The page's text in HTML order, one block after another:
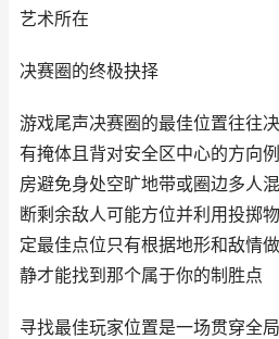
艺术所在
决赛圈的终极抉择
游戏尾声决赛圈的最佳位置往往
有掩体且背对安全区中心的方向
房避免身处空旷地带或圈边多人
断剩余敌人可能方位并利用投掷
定最佳点位只有根据地形和敌情
静才能找到那个属于你的制胜点
寻找最佳玩家位置是一场贯穿全